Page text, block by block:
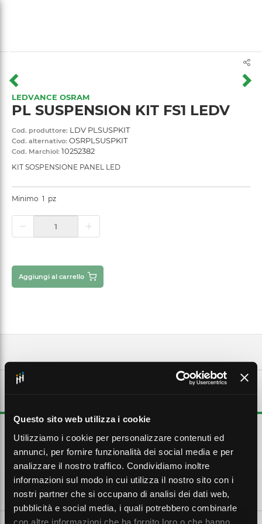
Questo sito web utilizza i cookie
Utilizziamo i cookie per personalizzare contenuti ed
annunci, per fornire funzionalità dei social media e per
analizzare il nostro traffico. Condividiamo inoltre
informazioni sul modo in cui utilizza il nostro sito con i
nostri partner che si occupano di analisi dei dati web,
pubblicità e social media, i quali potrebbero combinarle
con altre informazioni che ha fornito loro o che hanno
LEDVANCE OSRAM
PL SUSPENSION KIT FS1 LEDV
Cod. produttore: LDV PLSUSPKIT
Cod. alternativo: OSRPLSUSPKIT
Cod. Marchiol: 10252382
KIT SOSPENSIONE PANEL LED
Minimo 1 pz
Aggiungi al carrello
maximum lenght each: 1.5 m. : Adjustable pendant length by screws
up to 1.5m.